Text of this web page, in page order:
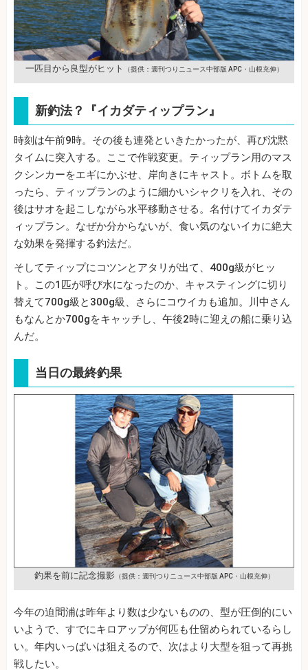
一匹目から良型がヒット （提供：週刊つりニュース中部版 APC・山根充伸）
新釣法？『イカダティップラン』
時刻は午前9時。その後も連発といきたかったが、再び沈黙
タイムに突入する。ここで作戦変更。ティップラン用のマス
クシンカーをエギにかぶせ、岸向きにキャスト。ボトムを取
ったら、ティップランのように細かいシャクリを入れ、その
後はサオを起こしながら水平移動させる。名付けてイカダテ
ィップラン。なぜか分からないが、食い気のないイカに絶大
な効果を発揮する釣法だ。
そしてティップにコツンとアタリが出て、400g級がヒッ
ト。この1匹が呼び水になったのか、キャスティングに切り
替えて700g級と300g級、さらにコウイカも追加。川中さん
もなんとか700gをキャッチし、午後2時に迎えの船に乗り込
んだ。
当日の最終釣果
釣果を前に記念撮影 （提供：週刊つりニュース中部版 APC・山根充伸）
今年の迫間浦は昨年より数は少ないものの、型が圧倒的にい
いようで、すでにキロアップが何匹も仕留められているらし
い。年内いっぱいは狙えるので、次はより大型を狙って再挑
戦したい。